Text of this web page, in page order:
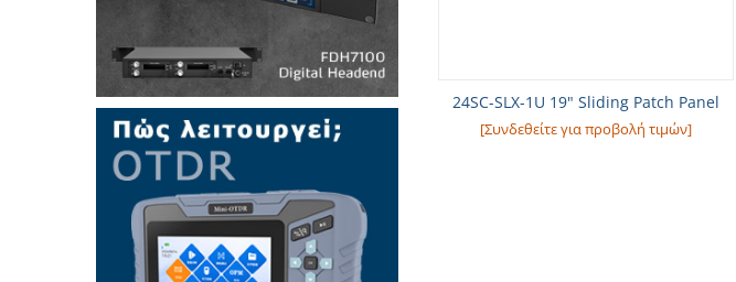
24SC-SLX-1U 19" Sliding Patch Panel
[Συνδεθείτε για προβολή τιμών]